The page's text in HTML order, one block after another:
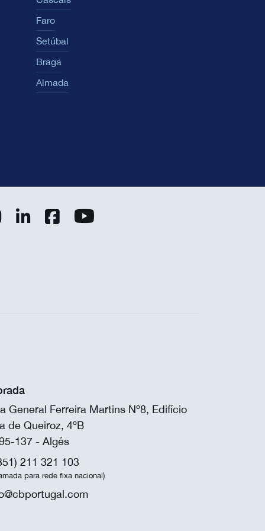
Faro
Setúbal
Braga
Almada
General Ferreira Martins Nº8, Edifício
de Queiroz, 4ºB
137 - Algés
211 321 103
para rede fixa nacional)